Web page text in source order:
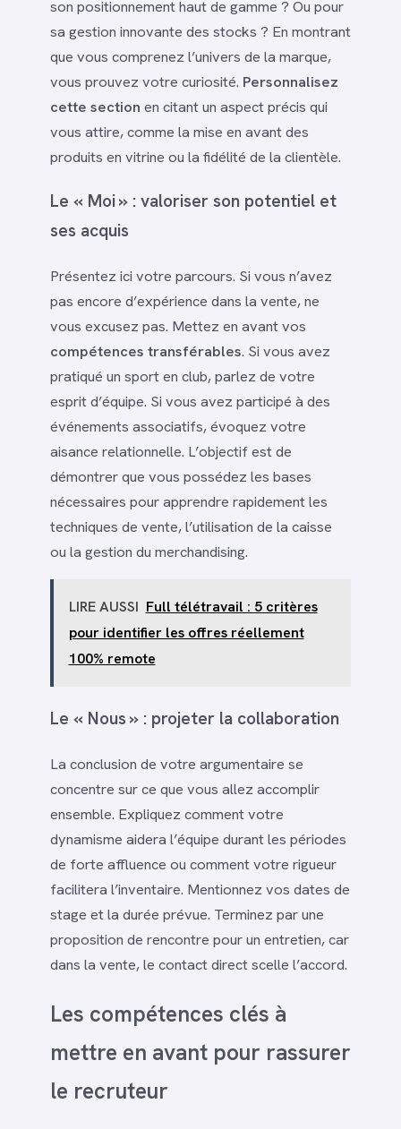
son positionnement haut de gamme ? Ou pour
sa gestion innovante des stocks ? En montrant
que vous comprenez l’univers de la marque,
vous prouvez votre curiosité. Personnalisez
cette section en citant un aspect précis qui
vous attire, comme la mise en avant des
produits en vitrine ou la fidélité de la clientèle.
Le « Moi » : valoriser son potentiel et
ses acquis
Présentez ici votre parcours. Si vous n’avez
pas encore d’expérience dans la vente, ne
vous excusez pas. Mettez en avant vos
compétences transférables. Si vous avez
pratiqué un sport en club, parlez de votre
esprit d’équipe. Si vous avez participé à des
événements associatifs, évoquez votre
aisance relationnelle. L’objectif est de
démontrer que vous possédez les bases
nécessaires pour apprendre rapidement les
techniques de vente, l’utilisation de la caisse
ou la gestion du merchandising.
LIRE AUSSI Full télétravail : 5 critères
pour identifier les offres réellement
100% remote
Le « Nous » : projeter la collaboration
La conclusion de votre argumentaire se
concentre sur ce que vous allez accomplir
ensemble. Expliquez comment votre
dynamisme aidera l’équipe durant les périodes
de forte affluence ou comment votre rigueur
facilitera l’inventaire. Mentionnez vos dates de
stage et la durée prévue. Terminez par une
proposition de rencontre pour un entretien, car
dans la vente, le contact direct scelle l’accord.
Les compétences clés à
mettre en avant pour rassurer
le recruteur